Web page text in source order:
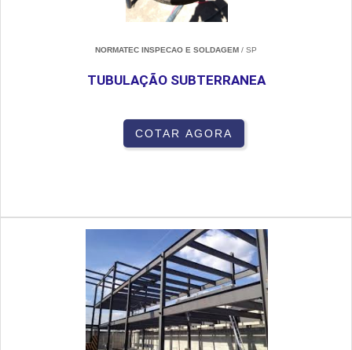
NORMATEC INSPECAO E SOLDAGEM / SP
TUBULAÇÃO SUBTERRANEA
COTAR AGORA